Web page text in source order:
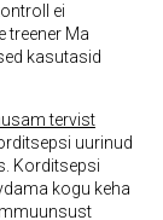
ei
treener Ma
kasutasid
tervist
uurinud
Korditsepsi
kogu keha